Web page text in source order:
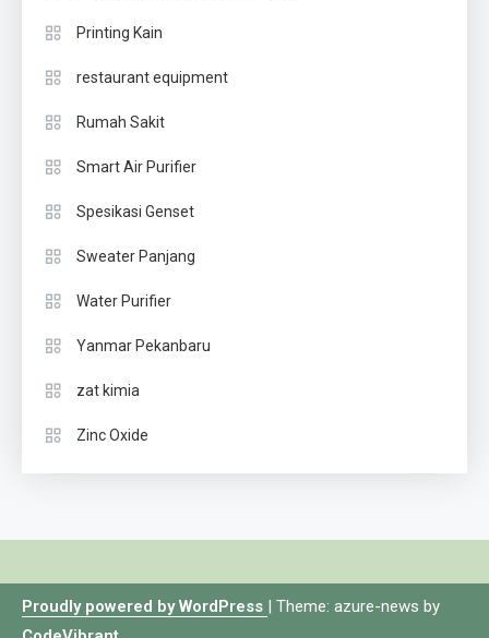
Printing Kain
restaurant equipment
Rumah Sakit
Smart Air Purifier
Spesikasi Genset
Sweater Panjang
Water Purifier
Yanmar Pekanbaru
zat kimia
Zinc Oxide
Proudly powered by WordPress | Theme: azure-news by